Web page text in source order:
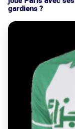
gardiens ?